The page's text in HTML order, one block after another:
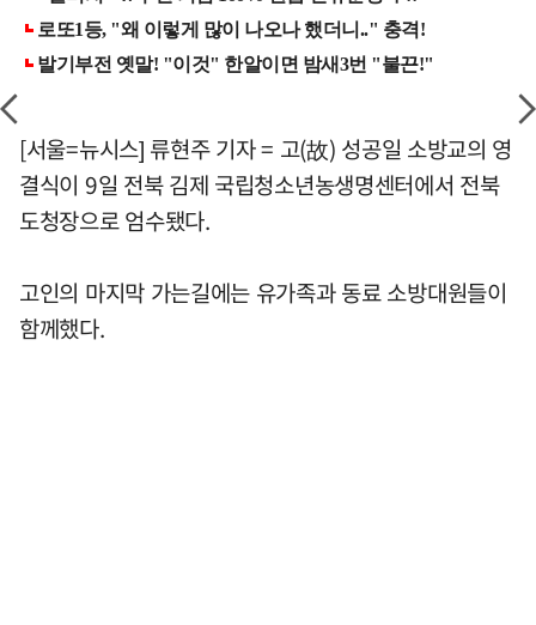
[서울=뉴시스] 류현주 기자 = 고(故) 성공일 소방교의 영
결식이 9일 전북 김제 국립청소년농생명센터에서 전북
도청장으로 엄수됐다.
고인의 마지막 가는길에는 유가족과 동료 소방대원들이
함께했다.